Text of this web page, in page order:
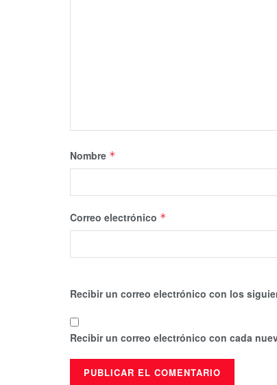
Nombre *
Correo electrónico *
Recibir un correo electrónico con los
Recibir un correo electrónico con cada